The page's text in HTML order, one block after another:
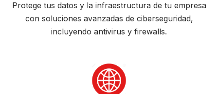
Protege tus datos y la infraestructura de tu empresa
con soluciones avanzadas de ciberseguridad,
incluyendo antivirus y firewalls.